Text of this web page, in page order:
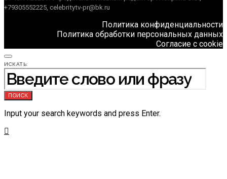
+79305552225, celebritytv-pr@bk.ru
Политика конфиденциальности
Политика обработки персональных данных
Согласие с cookie
ИСКАТЬ:
ПОИСК
Input your search keywords and press Enter.